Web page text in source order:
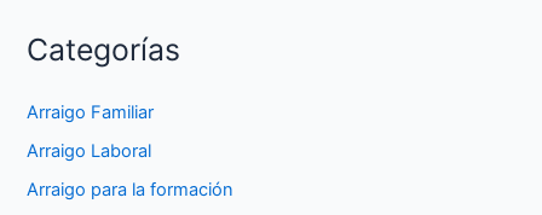
Categorías
Arraigo Familiar
Arraigo Laboral
Arraigo para la formación